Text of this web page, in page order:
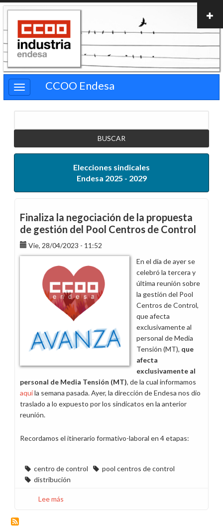
Pasar
contenido
principal
CCOO Endesa
Elecciones sindicales
Endesa 2025 - 2029
Finaliza la negociación de la propuesta
de gestión del Pool Centros de Control
Vie, 28/04/2023 - 11:52
En el día de ayer se
celebró la tercera y
última reunión sobre
la gestión del Pool
Centros de Control,
que afecta
exclusivamente al
personal de Media
Tensión (MT), que
afecta
exclusivamente al
personal de Media Tensión (MT), de la cual informamos
aquíla semana pasada. Ayer, la dirección de Endesa nos dio
traslado a lo expuesto por los sindicatos en la anterior
reunión.
Recordamos el itinerario formativo-laboral en 4 etapas:
centro de control
pool centros de control
distribución
Lee más